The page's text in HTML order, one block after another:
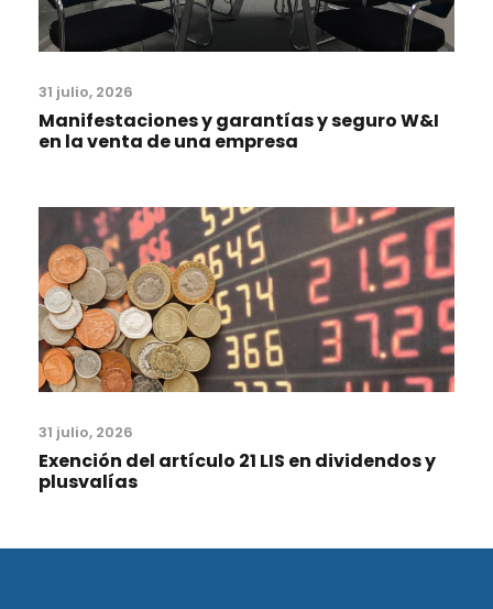
31 julio, 2026
Manifestaciones y garantías y seguro W&I
en la venta de una empresa
31 julio, 2026
Exención del artículo 21 LIS en dividendos y
plusvalías